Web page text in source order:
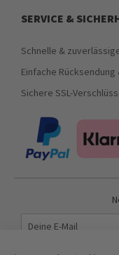
SERVICE &
Schnelle &
Einfache Rücksendung
Sichere SSL-